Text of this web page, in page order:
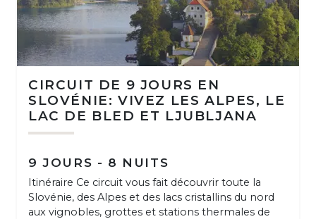
CIRCUIT DE 9 JOURS EN
SLOVÉNIE: VIVEZ LES ALPES, LE
LAC DE BLED ET LJUBLJANA
9 JOURS - 8 NUITS
Itinéraire Ce circuit vous fait découvrir toute la
Slovénie, des Alpes et des lacs cristallins du nord
aux vignobles, grottes et stations thermales de